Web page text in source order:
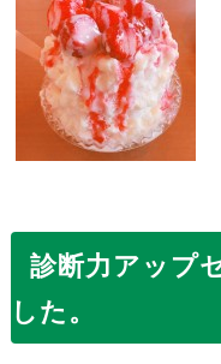
診断力アップ
した。